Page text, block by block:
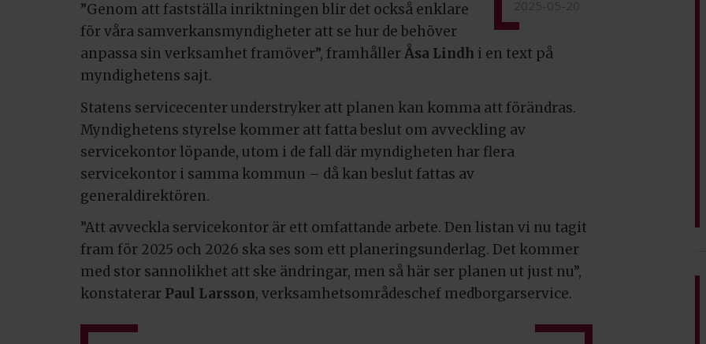
”Genom att fastställa inriktningen blir det också enklare
för våra samverkansmyndigheter att se hur de behöver
anpassa sin verksamhet framöver”, framhållerÅsa Lindh i en text på
myndighetens sajt.
Statens servicecenter understryker att planen kan komma att förändras.
Myndighetens styrelse kommer att fatta beslut om avveckling av
servicekontor löpande, utom i de fall där myndigheten har flera
servicekontor i samma kommun – då kan beslut fattas av
generaldirektören.
”Att avveckla servicekontor är ett omfattande arbete. Den listan vi nu tagit
fram för 2025 och 2026 ska ses som ett planeringsunderlag. Det kommer
med stor sannolikhet att ske ändringar, men så här ser planen ut just nu”,
konstaterar Paul Larsson, verksamhetsområdeschef medborgarservice.